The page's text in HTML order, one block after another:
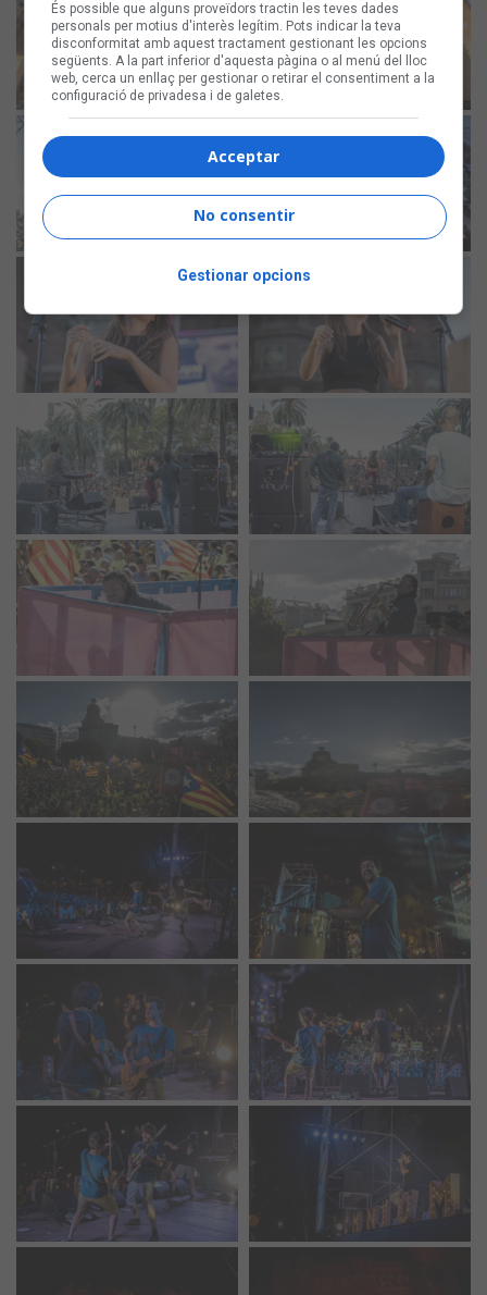
És possible que alguns proveïdors tractin les teves dades
personals per motius d'interès legítim. Pots indicar la teva
disconformitat amb aquest tractament gestionant les opcions
següents. A la part inferior d'aquesta pàgina o al menú del lloc
web, cerca un enllaç per gestionar o retirar el consentiment a la
configuració de privadesa i de galetes.
Acceptar
No consentir
Gestionar opcions